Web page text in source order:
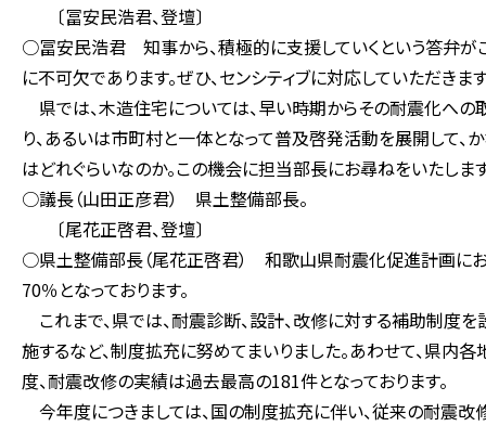
〔冨安民浩君、登壇〕
○冨安民浩君 知事から、積極的に支援していくという答弁が
に不可欠であります。ぜひ、センシティブに対応していただきま
県では、木造住宅については、早い時期からその耐震化へ
り、あるいは市町村と一体となって普及啓発活動を展開して
はどれぐらいなのか。この機会に担当部長にお尋ねをいたしま
○議長（山田正彦君） 県土整備部長。
〔尾花正啓君、登壇〕
○県土整備部長（尾花正啓君） 和歌山県耐震化促進計画に
70％となっております。
これまで、県では、耐震診断、設計、改修に対する補助制度
施するなど、制度拡充に努めてまいりました。あわせて、県
度、耐震改修の実績は過去最高の181件となっております。
今年度につきましては、国の制度拡充に伴い、従来の耐震